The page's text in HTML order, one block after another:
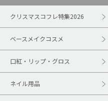
クリスマスコフレ特集2026
ベースメイクコスメ
口紅・リップ・グロス
ネイル用品